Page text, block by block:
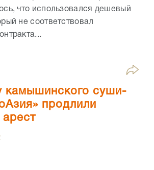
что использовался дешевый
не соответствовал
камышинского суши-
продлили